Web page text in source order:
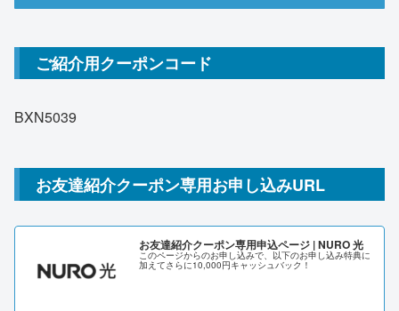
ご紹介用クーポンコード
BXN5039
お友達紹介クーポン専用お申し込みURL
お友達紹介クーポン専用申込ページ | NURO 光
このページからのお申し込みで、以下のお申し込み特典に
加えてさらに10,000円キャッシュバック！